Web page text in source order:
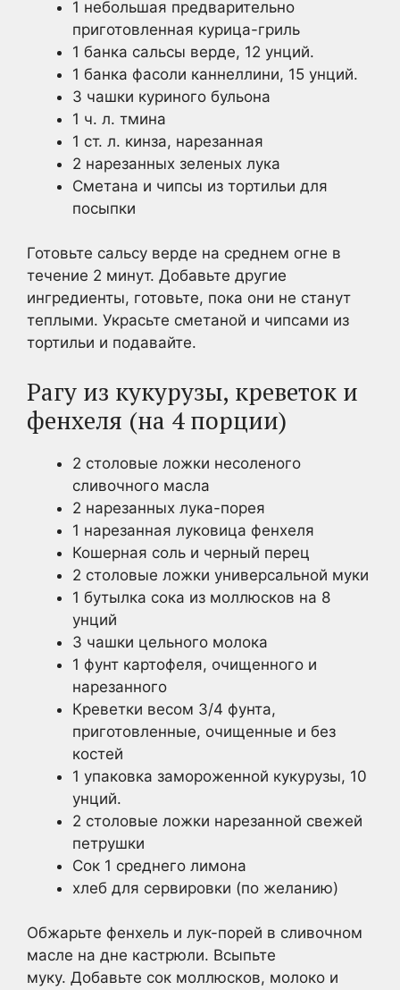
1 небольшая предварительно
приготовленная курица-гриль
1 банка сальсы верде, 12 унций.
1 банка фасоли каннеллини, 15 унций.
3 чашки куриного бульона
1 ч. л. тмина
1 ст. л. кинза, нарезанная
2 нарезанных зеленых лука
Сметана и чипсы из тортильи для
посыпки
Готовьте сальсу верде на среднем огне в
течение 2 минут. Добавьте другие
ингредиенты, готовьте, пока они не станут
теплыми. Украсьте сметаной и чипсами из
тортильи и подавайте.
Рагу из кукурузы, креветок и
фенхеля (на 4 порции)
2 столовые ложки несоленого
сливочного масла
2 нарезанных лука-порея
1 нарезанная луковица фенхеля
Кошерная соль и черный перец
2 столовые ложки универсальной муки
1 бутылка сока из моллюсков на 8
унций
3 чашки цельного молока
1 фунт картофеля, очищенного и
нарезанного
Креветки весом 3/4 фунта,
приготовленные, очищенные и без
костей
1 упаковка замороженной кукурузы, 10
унций.
2 столовые ложки нарезанной свежей
петрушки
Сок 1 среднего лимона
хлеб для сервировки (по желанию)
Обжарьте фенхель и лук-порей в сливочном
масле на дне кастрюли. Всыпьте
муку. Добавьте сок моллюсков, молоко и